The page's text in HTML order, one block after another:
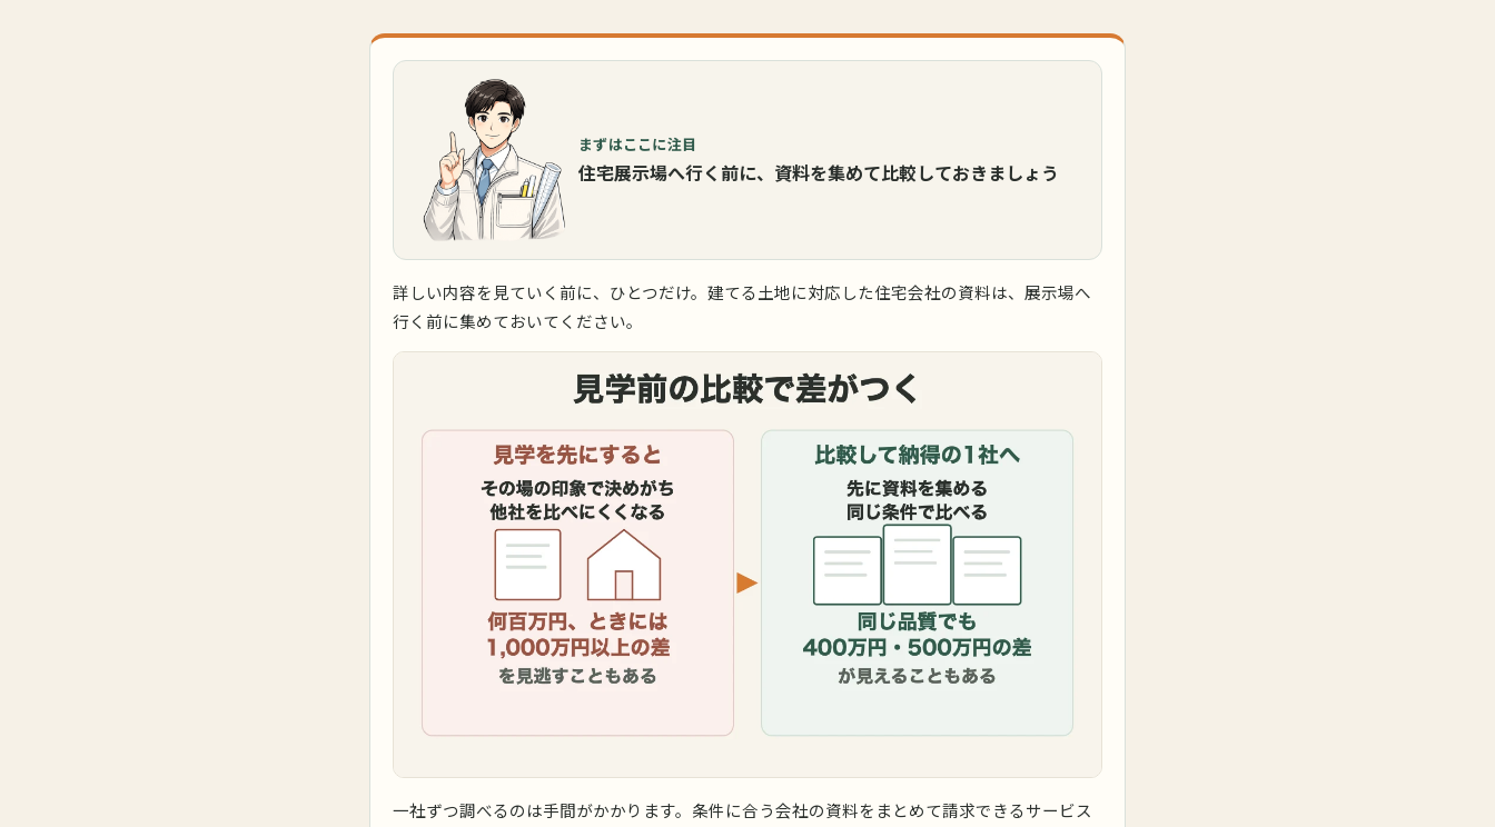
まずはここに注目
住宅展示場へ行く前に、資料を集めて比較しておきましょう
詳しい内容を見ていく前に、ひとつだけ。建てる土地に対応した住宅会社の資料は、展示場へ
行く前に集めておいてください。
一社ずつ調べるのは手間がかかります。条件に合う会社の資料をまとめて請求できるサービス